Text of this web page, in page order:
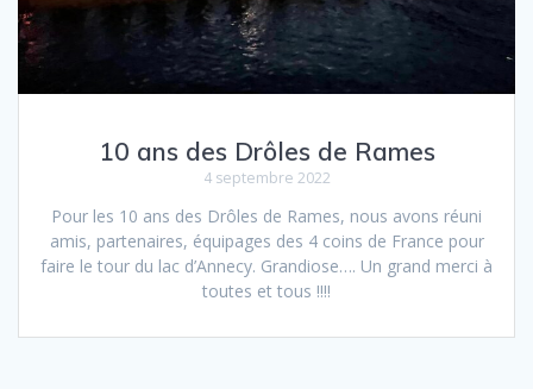
10 ans des Drôles de Rames
4 septembre 2022
Pour les 10 ans des Drôles de Rames, nous avons réuni
amis, partenaires, équipages des 4 coins de France pour
faire le tour du lac d’Annecy. Grandiose…. Un grand merci à
toutes et tous !!!!